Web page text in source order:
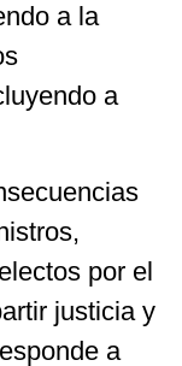
a la
a
por el
justicia y
a